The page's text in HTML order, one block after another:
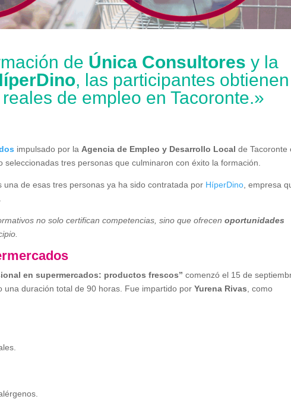
de Única Consultores y la
, las participantes obtienen
de empleo en Tacoronte.»
impulsado por la Agencia de Empleo y Desarrollo Local de Tacoronte
seleccionadas tres personas que culminaron con éxito la formación.
de esas tres personas ya ha sido contratada por HíperDino , empresa
no solo certifican competencias, sino que ofrecenoportunidades
en supermercados: productos frescos” comenzó el 15 de
una duración total de 90 horas. Fue impartido porYurena Rivas , como